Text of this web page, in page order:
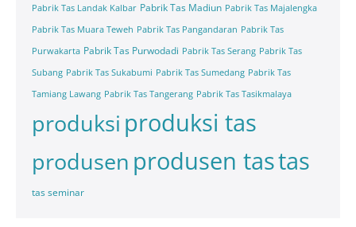
Pabrik Tas Landak Kalbar Pabrik Tas Madiun Pabrik Tas Majalengka
Pabrik Tas Muara Teweh Pabrik Tas Pangandaran Pabrik Tas
Purwakarta Pabrik Tas Purwodadi Pabrik Tas Serang Pabrik Tas
Subang Pabrik Tas Sukabumi Pabrik Tas Sumedang Pabrik Tas
Tamiang Lawang Pabrik Tas Tangerang Pabrik Tas Tasikmalaya
produksi produksi tas
produsen produsen tastas
tas seminar